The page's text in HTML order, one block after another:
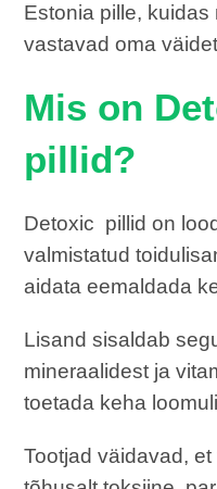
Estonia pille,
vastavad oma
Mis on
pillid?
Detoxic pillid on
valmistatud
aidata eemaldada
Lisand sisaldab
mineraalidest ja
toetada keha
Tootjad väidavad,